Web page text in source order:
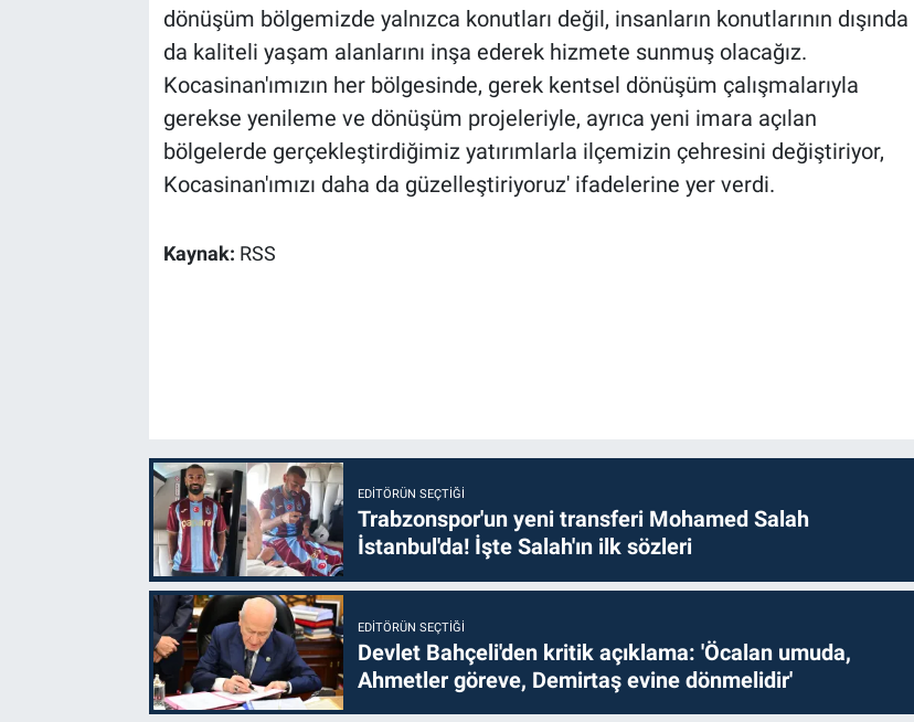
dönüşüm bölgemizde yalnızca konutları değil, insanların konutlarının dışında
da kaliteli yaşam alanlarını inşa ederek hizmete sunmuş olacağız.
Kocasinan'ımızın her bölgesinde, gerek kentsel dönüşüm çalışmalarıyla
gerekse yenileme ve dönüşüm projeleriyle, ayrıca yeni imara açılan
bölgelerde gerçekleştirdiğimiz yatırımlarla ilçemizin çehresini değiştiriyor,
Kocasinan'ımızı daha da güzelleştiriyoruz' ifadelerine yer verdi.
Kaynak: RSS
EDITÖRÜN SEÇTIĞI
Trabzonspor'un yeni transferi Mohamed Salah
İstanbul'da! İşte Salah'ın ilk sözleri
EDITÖRÜN SEÇTIĞI
Devlet Bahçeli'den kritik açıklama: 'Öcalan umuda,
Ahmetler göreve, Demirtaş evine dönmelidir'